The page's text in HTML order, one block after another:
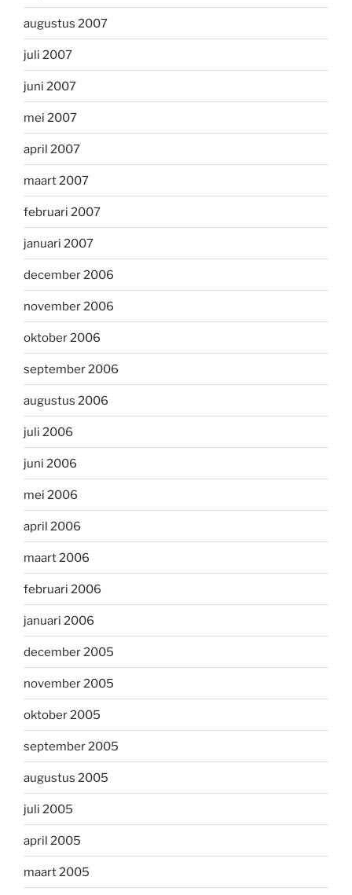
augustus 2007
juli 2007
juni 2007
mei 2007
april 2007
maart 2007
februari 2007
januari 2007
december 2006
november 2006
oktober 2006
september 2006
augustus 2006
juli 2006
juni 2006
mei 2006
april 2006
maart 2006
februari 2006
januari 2006
december 2005
november 2005
oktober 2005
september 2005
augustus 2005
juli 2005
april 2005
maart 2005